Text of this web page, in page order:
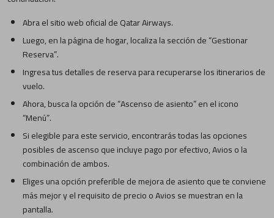
Abra el sitio web oficial de Qatar Airways.
Luego, en la página de hogar, localiza la sección de “Gestionar
Reserva”.
Ingresa tus detalles de reserva para recuperarse los itinerarios de
vuelo.
Ahora, busca la opción de “Ascenso de asiento” en el icono
“Menú”.
Si elegible para este servicio, encontrarás todas las opciones
posibles de ascenso que incluye pago por efectivo, Avios o la
combinación de ambos.
Eliges una opción preferible de mejora de asiento que te conviene
más mejor y el requisito de precio o Avios se muestran en la
pantalla.